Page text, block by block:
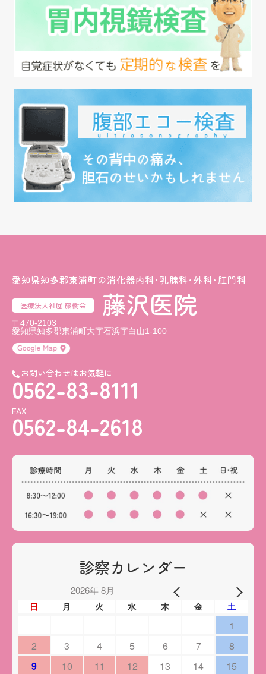
愛知県知多郡東浦町の消化器内科･乳腺科･外科･肛門科
医療法人社団 藤樹会 藤沢医院
〒470-2103
愛知県知多郡東浦町大字石浜字白山1-100
お問い合わせはお気軽に
0562-83-8111
FAX
0562-84-2618
診察カレンダー
2026年 8月
日 月 火 水 木 金 土
1
2
3 4 5 6 7
8
9
10 11 12 13 14
15